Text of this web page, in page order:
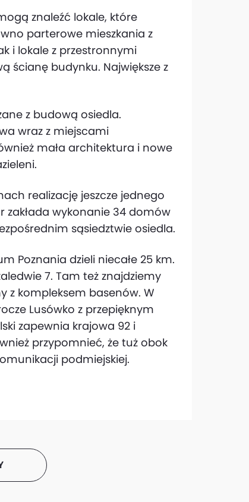
znaleźć lokale, które
parterowe mieszkania z
i lokale z przestronnymi
ścianę budynku. Największe z
z budową osiedla.
wraz z miejscami
mała architektura i nowe
realizację jeszcze jednego
zakłada wykonanie 34 domów
sąsiedztwie osiedla.
Poznania dzieli niecałe 25 km.
7. Tam też znajdziemy
z kompleksem basenów. W
Lusówko z przepięknym
zapewnia krajowa 92 i
przypomnieć, że tuż obok
podmiejskiej.